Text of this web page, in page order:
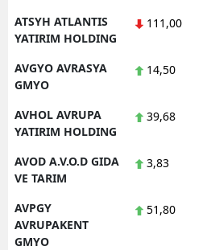
ATSYH ATLANTIS
YATIRIM HOLDING
111,00
AVGYO AVRASYA
GMYO
14,50
AVHOL AVRUPA
YATIRIM HOLDING
39,68
AVOD A.V.O.D GIDA
VE TARIM
3,83
AVPGY
AVRUPAKENT
GMYO
51,80